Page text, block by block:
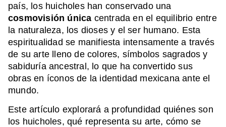
país, los huicholes han conservado una
cosmovisión única centrada en el equilibrio entre
la naturaleza, los dioses y el ser humano. Esta
espiritualidad se manifiesta intensamente a través
de su arte lleno de colores, símbolos sagrados y
sabiduría ancestral, lo que ha convertido sus
obras en íconos de la identidad mexicana ante el
mundo.
Este artículo explorará a profundidad quiénes son
los huicholes, qué representa su arte, cómo se